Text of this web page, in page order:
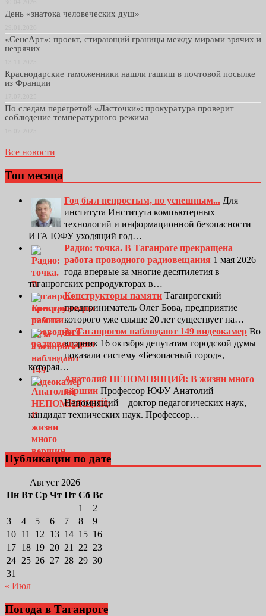
День «знатока человеческих душ»
«СенсАрт»: проект, стирающий границы между мирами зрячих и
незрячих
Краснодарские таможенники нашли гашиш в почтовой посылке
из Франции
По следам перегретой «Ласточки»: прокуратура проверит
соблюдение температурного режима
Все новости
Топ месяца
Год был непростым, но успешным... Для
института Института компьютерных
технологий и информационной безопасности
ИТА ЮФУ уходящий год…
Радио: точка. В Таганроге прекращена
работа проводного радиовещания 1 мая 2026
года впервые за многие десятилетия в
таганрогских репродукторах в…
Конструкторы памяти Таганрогский
предприниматель Олег Бова, предприятие
которого уже свыше 20 лет существует на…
За Таганрогом наблюдают 149 видеокамер Во
вторник 16 октября депутатам городской думы
показали систему «Безопасный город»,
которая…
Анатолий НЕПОМНЯЩИЙ: В жизни много
вершин Профессор ЮФУ Анатолий
Непомнящий – доктор педагогических наук,
кандидат технических наук. Профессор…
Публикации по дате
Август 2026
Пн Вт Ср Чт Пт Сб Вс
1
2
3
4 5 6 7 8
9
10 11 12 13 14 15 16
17 18 19 20 21 22 23
24 25 26 27 28 29 30
31
« Июл
Погода в Таганроге